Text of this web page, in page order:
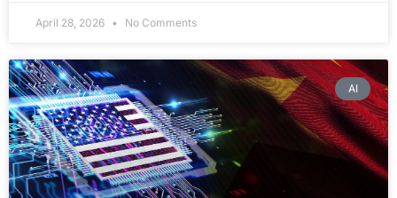
April 28, 2026 No Comments
AI